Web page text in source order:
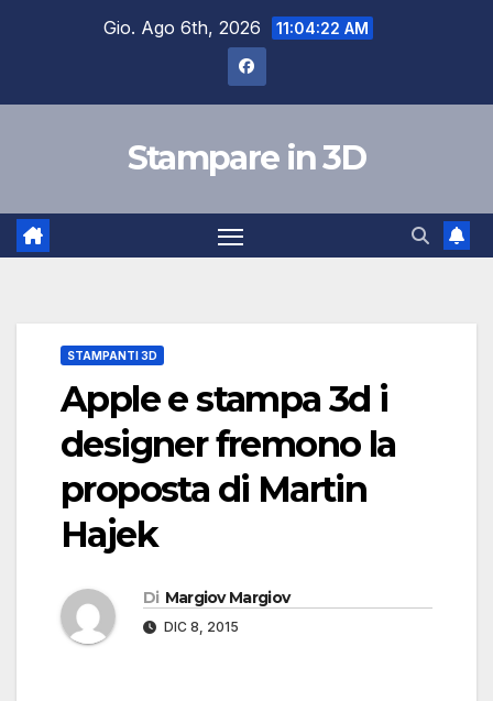
Gio. Ago 6th, 2026 11:04:22 AM
Stampare in 3D
STAMPANTI 3D
Apple e stampa 3d i
designer fremono la
proposta di Martin
Hajek
Di Margiov Margiov
DIC 8, 2015